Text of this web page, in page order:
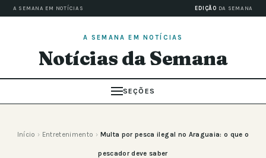
A SEMANA EM NOTÍCIAS EDIÇÃO DA SEMANA
A SEMANA EM NOTÍCIAS
Notícias da Semana
SEÇÕES
Início › Entretenimento › Multa por pesca ilegal no Araguaia: o que o
pescador deve saber